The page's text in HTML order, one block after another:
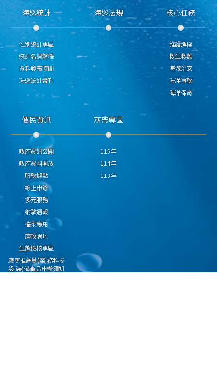
海巡統計
性別統計專區
統計名詞解釋
資料發布時間
海巡統計書刊
海巡法規 核心任務
維護漁權
救生救難
海域治安
海洋事務
海洋保育
便民資訊
政府資訊公開
政府資料開放
服務據點
線上申辦
多元服務
射擊通報
檔案應用
廉政園地
生態檢核專區
廠商推薦勤(業)務科技
設(裝)備產品申辦須知
灰帶專區
115年
114年
113年